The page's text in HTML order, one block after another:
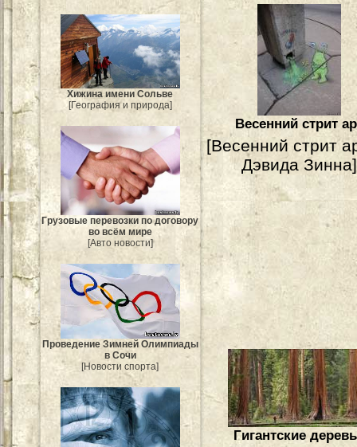
Хижина имени Сольве
[География и природа]
Грузовые перевозки по договору
во всём мире
[Авто новости]
Проведение Зимней Олимпиады
в Сочи
[Новости спорта]
Весенний стрит
[Весенний стрит
Дэвида Зинна]
Гигантские